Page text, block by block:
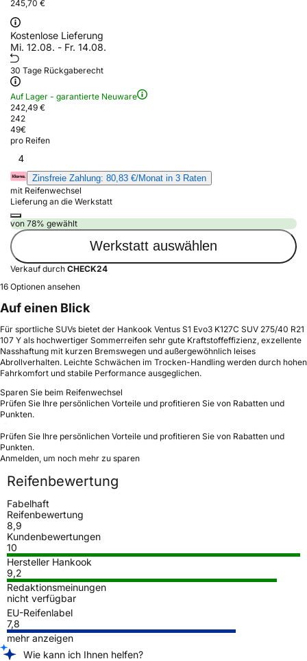
245,70 €
Kostenlose Lieferung
Mi. 12.08. - Fr. 14.08.
30 Tage Rückgaberecht
Auf Lager - garantierte Neuware
242,49 €
242
49€
pro Reifen
4
Zinsfreie Zahlung: 80,83 €/Monat in 3 Raten
mit Reifenwechsel
Lieferung an die Werkstatt
von 78% gewählt
Werkstatt auswählen
Verkauf durch CHECK24
16 Optionen ansehen
Auf einen Blick
Für sportliche SUVs bietet der Hankook Ventus S1 Evo3 K127C SUV 275/40 R21
107 Y als hochwertiger Sommerreifen sehr gute Kraftstoffeffizienz, exzellente
Nasshaftung mit kurzen Bremswegen und außergewöhnlich leises
Abrollverhalten. Leichte Schwächen im Trocken-Handling werden durch hohen
Fahrkomfort und stabile Performance ausgeglichen.
Sparen Sie beim Reifenwechsel
Prüfen Sie Ihre persönlichen Vorteile und profitieren Sie von Rabatten und
Punkten.
Prüfen Sie Ihre persönlichen Vorteile und profitieren Sie von Rabatten und
Punkten.
Anmelden, um noch mehr zu sparen
Reifenbewertung
Fabelhaft
Reifenbewertung
8,9
Kundenbewertungen
10
Hersteller Hankook
9,2
Redaktionsmeinungen
nicht verfügbar
EU-Reifenlabel
7,8
mehr anzeigen
Wie kann ich Ihnen helfen?